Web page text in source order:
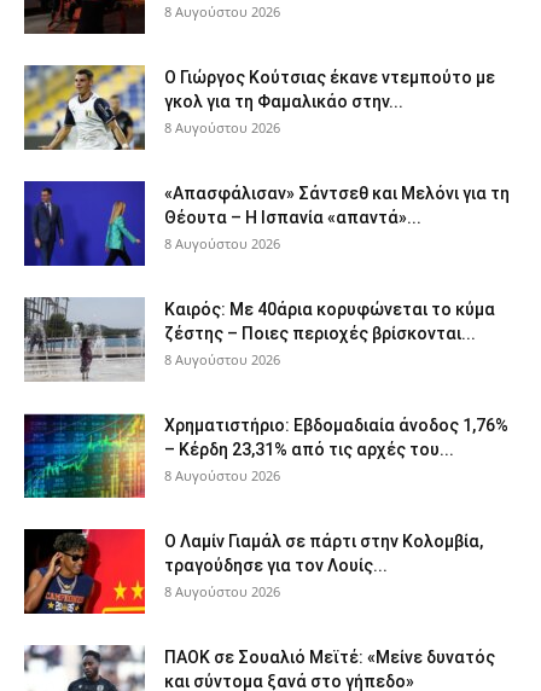
8 Αυγούστου 2026
Ο Γιώργος Κούτσιας έκανε ντεμπούτο με
γκολ για τη Φαμαλικάο στην...
8 Αυγούστου 2026
«Απασφάλισαν» Σάντσεθ και Μελόνι για τη
Θέουτα – Η Ισπανία «απαντά»...
8 Αυγούστου 2026
Καιρός: Με 40άρια κορυφώνεται το κύμα
ζέστης – Ποιες περιοχές βρίσκονται...
8 Αυγούστου 2026
Χρηματιστήριο: Εβδομαδιαία άνοδος 1,76%
– Κέρδη 23,31% από τις αρχές του...
8 Αυγούστου 2026
Ο Λαμίν Γιαμάλ σε πάρτι στην Κολομβία,
τραγούδησε για τον Λουίς...
8 Αυγούστου 2026
ΠΑΟΚ σε Σουαλιό Μεϊτέ: «Μείνε δυνατός
και σύντομα ξανά στο γήπεδο»